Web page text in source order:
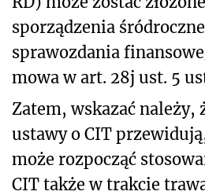
sporządzenia
sprawozdania
mowa w art. 28j ust. 5
Zatem, wskazać należy,
ustawy o CIT
może rozpocząć
CIT także w trakcie